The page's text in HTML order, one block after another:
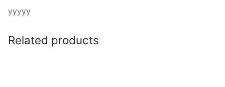
yyyyy
Related products